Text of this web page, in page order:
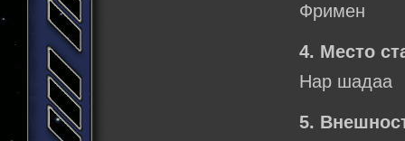
Фримен
4. Место
Нар шадаа
5.